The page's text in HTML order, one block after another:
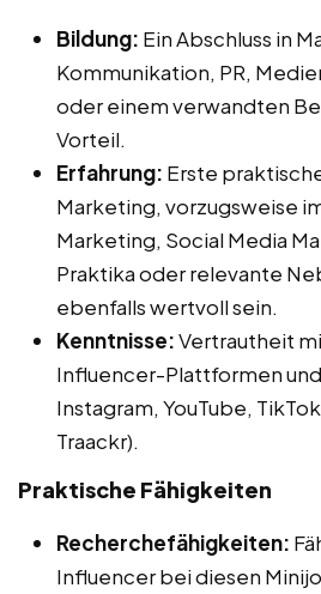
Bildung: Ein Abschluss in
Kommunikation, PR,
oder einem verwandten
Vorteil.
Erfahrung: Erste
Marketing, vorzugsweise
Marketing, Social Media
Praktika oder relevante
ebenfalls wertvoll sein.
Kenntnisse:Vertrautheit
Influencer-Plattformen und
Instagram, YouTube,
Traackr).
Praktische Fähigkeiten
Recherchefähigkeiten:
Influencer bei diesen